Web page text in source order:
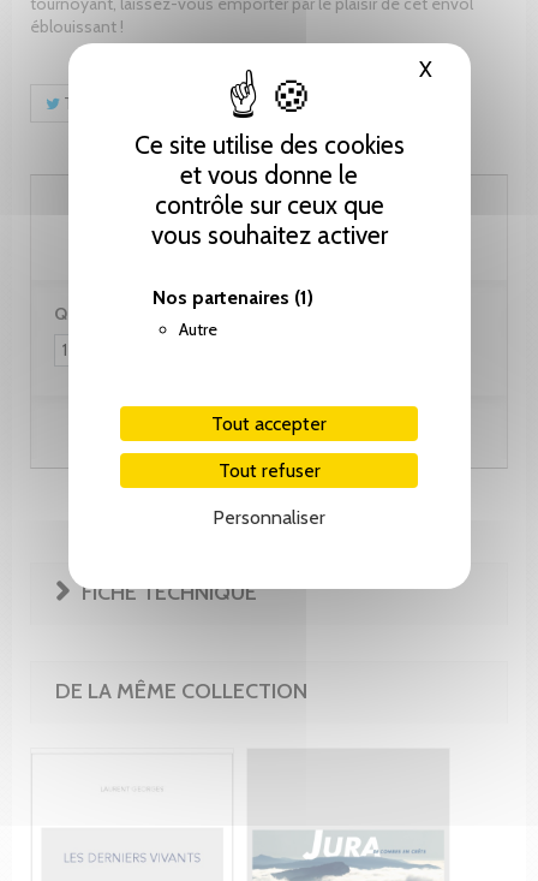
Ce site utilise des cookies
et vous donne le
contrôle sur ceux que
vous souhaitez activer
Nos partenaires (1)
Autre
Tout accepter
Tout refuser
Personnaliser
XMasquer
éblouissant !
Tweet Pinterest
59.00 CHF
Quantité :
Ajouter au panier
FICHE TECHNIQUE
DE LA MÊME COLLECTION